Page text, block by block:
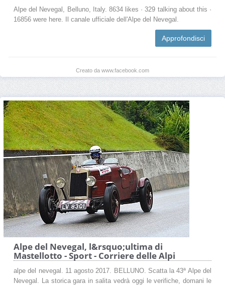
Alpe del Nevegal, Belluno, Italy. 8634 likes · 329 talking about this ·
16856 were here. Il canale ufficiale dell'Alpe del Nevegal.
Approfondisci
Creato da www.facebook.com
Alpe del Nevegal, l&rsquo;ultima di
Mastellotto - Sport - Corriere delle Alpi
alpe del nevegal. 11 agosto 2017. BELLUNO. Scatta la 43ª Alpe del
Nevegal. La storica gara in salita vedrà oggi le verifiche, domani le